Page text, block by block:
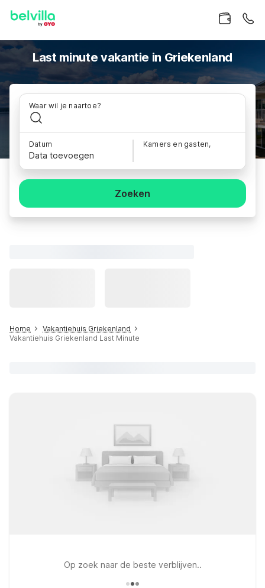
Last minute vakantie in Griekenland
Waar wil je naartoe?
Datum
Data toevoegen
Kamers en gasten,
Zoeken
Home
Vakantiehuis Griekenland
Vakantiehuis Griekenland Last Minute
Op zoek naar de beste verblijven..